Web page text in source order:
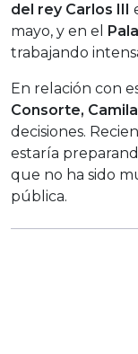
del rey Carlos III
mayo, y en el
trabajando
En relación con
Consorte,
decisiones.
estaría
que no ha sido
pública.